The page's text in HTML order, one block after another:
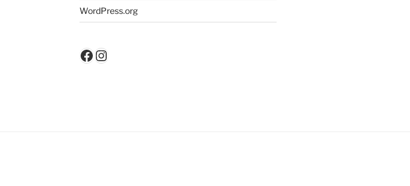
WordPress.org
Facebook
Instagram